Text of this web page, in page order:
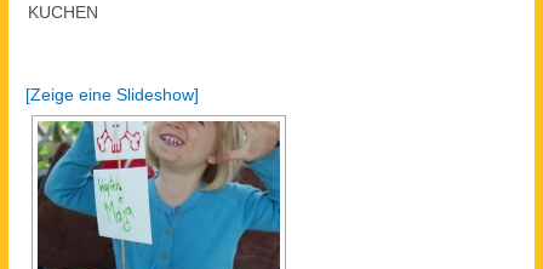
KUCHEN
[Zeige eine Slideshow]